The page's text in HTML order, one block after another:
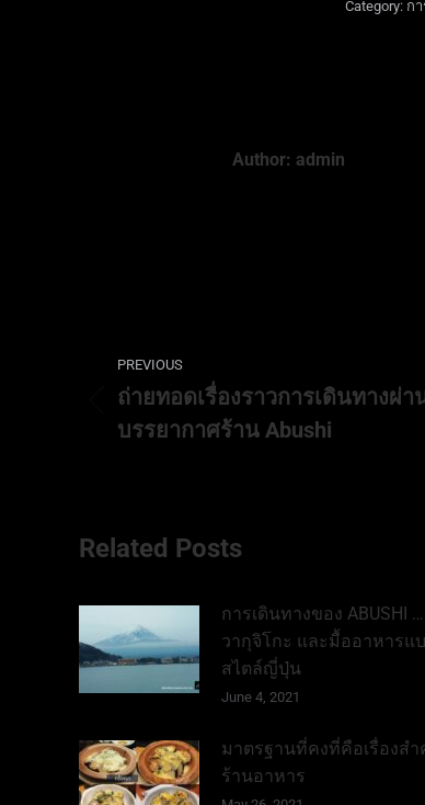
Category: ก
Author: admin
Post
navigation
PREVIOUS
post:
ถ่ายทอดเรื่องราวการเดินทางผ่า
บรรยากาศร้าน Abushi
Related Posts
การเดินทางของ ABUSHI
วากุจิโกะ และมื้ออาหารแบ
สไตล์ญี่ปุ่น
June 4, 2021
มาตรฐานที่คงที่คือเรื่องส
ร้านอาหาร